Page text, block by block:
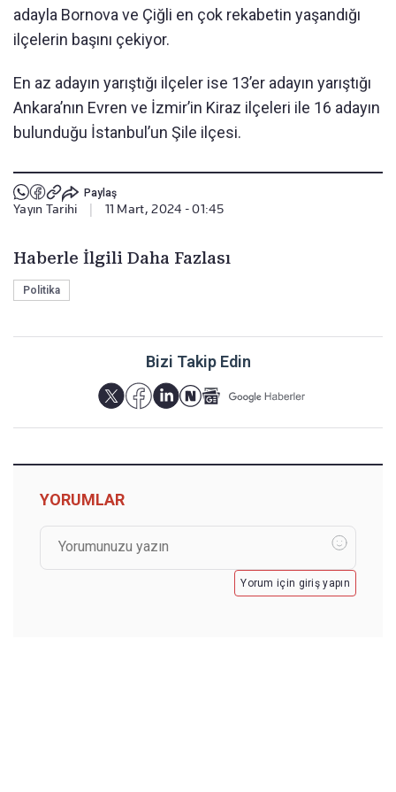
adayla Bornova ve Çiğli en çok rekabetin yaşandığı
ilçelerin başını çekiyor.
En az adayın yarıştığı ilçeler ise 13’er adayın yarıştığı
Ankara’nın Evren ve İzmir’in Kiraz ilçeleri ile 16 adayın
bulunduğu İstanbul’un Şile ilçesi.
Paylaş
Yayın Tarihi 11 Mart, 2024 - 01:45
Haberle İlgili Daha Fazlası
Politika
Bizi Takip Edin
YORUMLAR
Yorum için giriş yapın